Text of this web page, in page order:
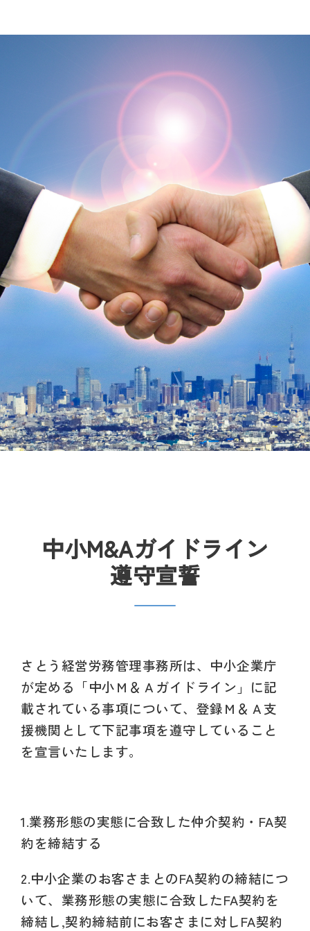
中小M&Aガイドライン
遵守宣誓
さとう経営労務管理事務所は、中小企業庁
が定める「中小Ｍ＆Ａガイドライン」に記
載されている事項について、登録Ｍ＆Ａ支
援機関として下記事項を遵守していること
を宣言いたします。
1.業務形態の実態に合致した仲介契約・FA契
約を締結する
2.中小企業のお客さまとのFA契約の締結につ
いて、業務形態の実態に合致したFA契約を
締結し,契約締結前にお客さまに対しFA契約